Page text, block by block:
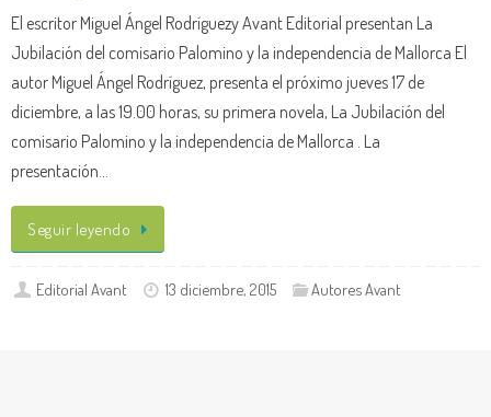
El escritor Miguel Ángel Rodríguezy Avant Editorial presentan La
Jubilación del comisario Palomino y la independencia de Mallorca El
autor Miguel Ángel Rodríguez, presenta el próximo jueves 17 de
diciembre, a las 19.00 horas, su primera novela, La Jubilación del
comisario Palomino y la independencia de Mallorca . La
presentación…
Seguir leyendo
Editorial Avant 13 diciembre, 2015 Autores Avant